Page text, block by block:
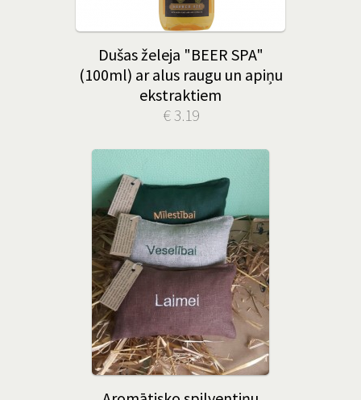
Dušas želeja "BEER SPA"
(100ml) ar alus raugu un apiņu
ekstraktiem
€ 3.19